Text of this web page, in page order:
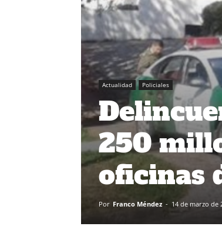
Actualidad Policiales
250
oficinas
Por Franco Méndez - 14 de marzo de